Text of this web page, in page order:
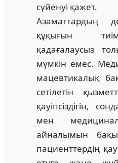
сүйенуі қажет.
Азаматтардың
құқы­ғын
қадағалаусыз
мүмкін емес.
мацевтикалық
сетілетін
қауіпсіздігін,
мен
айналымын
пациенттер­дің